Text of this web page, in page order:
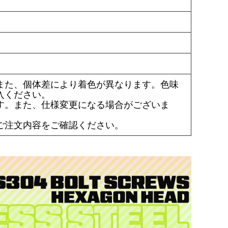
、個体差により着色が異なります。色味
ださい。
また、仕様変更になる場合がございま
文内容をご確認ください。